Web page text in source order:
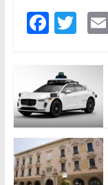
F
e
b
o
o
k
T
itt
er